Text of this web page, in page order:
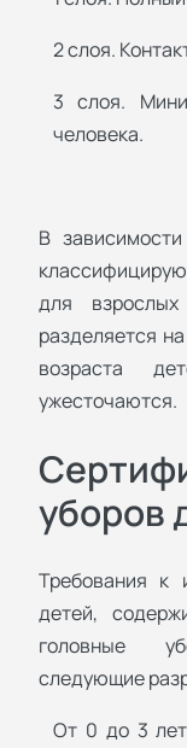
2 слоя.
3 слоя.
человека.
В
для
разделяется
возраста
ужесточаются.
уборов
Требования к
детей,
головные
следующие
От 0 до 3